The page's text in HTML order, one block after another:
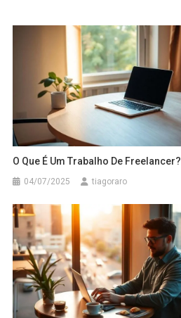
O Que É Um Trabalho De Freelancer?
04/07/2025 tiagoraro